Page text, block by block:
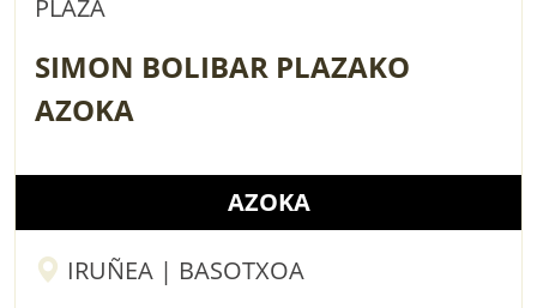
PLAZA
SIMON BOLIBAR PLAZAKO
AZOKA
AZOKA
IRUÑEA | BASOTXOA